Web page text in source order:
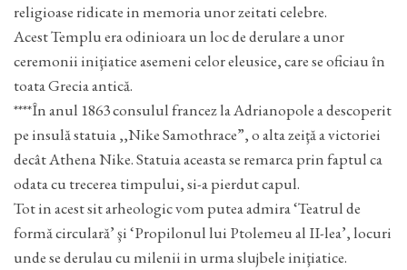
religioase ridicate in memoria unor zeitati celebre.
Acest Templu era odinioara un loc de derulare a unor
ceremonii iniţiatice asemeni celor eleusice, care se oficiau în
toata Grecia antică.
****În anul 1863 consulul francez la Adrianopole a descoperit
pe insulă statuia ,,Nike Samothrace”, o alta zeiţă a victoriei
decât Athena Nike. Statuia aceasta se remarca prin faptul ca
odata cu trecerea timpului, si-a pierdut capul.
Tot in acest sit arheologic vom putea admira ‘Teatrul de
formă circulară’ şi ‘Propilonul lui Ptolemeu al II-lea’, locuri
unde se derulau cu milenii in urma slujbele iniţiatice.